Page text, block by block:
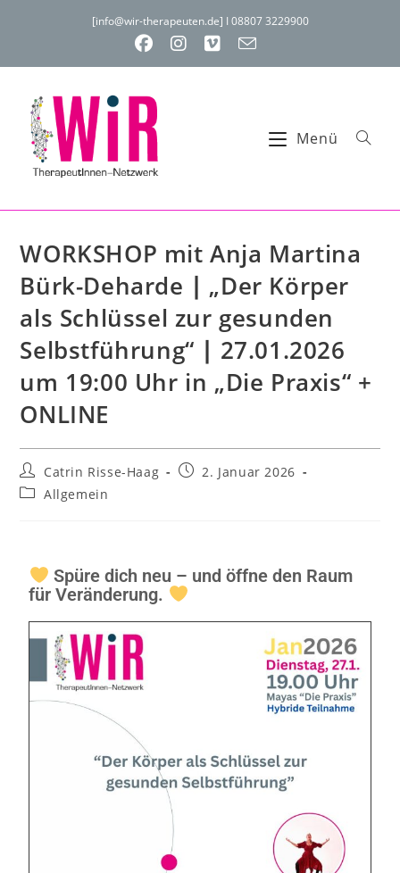
[info@wir-therapeuten.de] I 08807 3229900
Menü
WORKSHOP mit Anja Martina
Bürk-Deharde ∣ „Der Körper
als Schlüssel zur gesunden
Selbstführung“ ∣ 27.01.2026
um 19:00 Uhr in „Die Praxis“ +
ONLINE
Catrin Risse-Haag
2. Januar 2026
Allgemein
Spüre dich neu – und öffne den Raum
für Veränderung.